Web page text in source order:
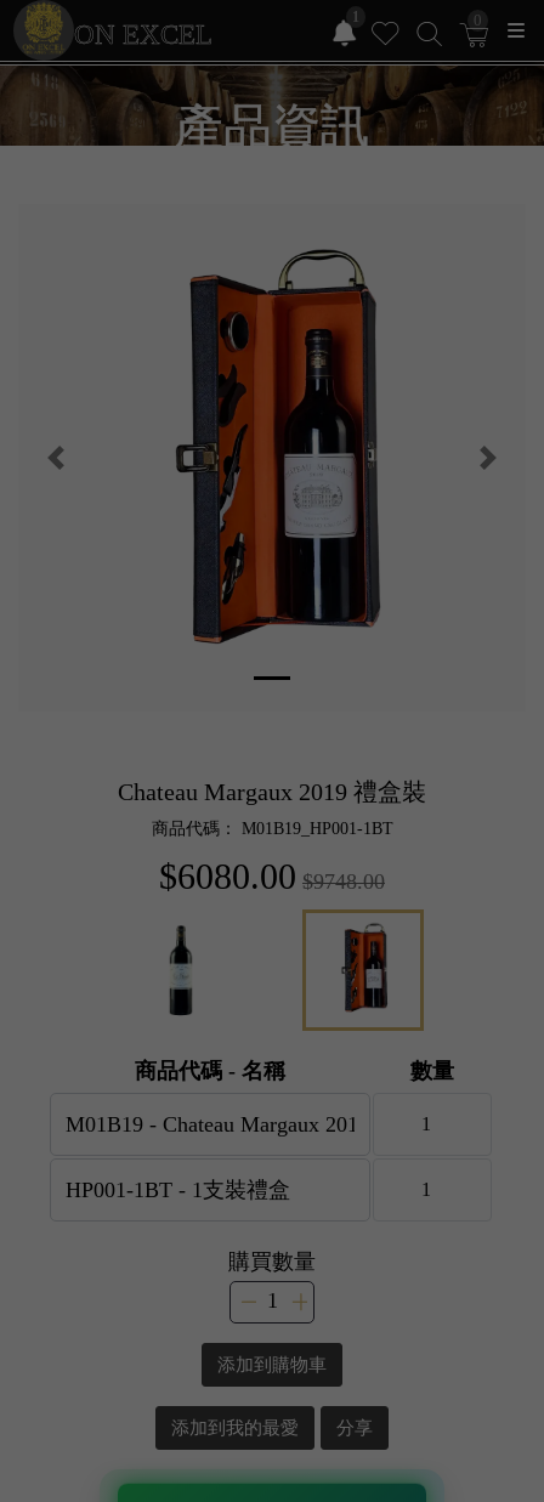
ON EXCEL
1 0
產品資訊
Chateau Margaux 2019 禮盒裝
商品代碼： M01B19_HP001-1BT
$6080.00 $9748.00
商品代碼 - 名稱 數量
購買數量
添加到購物車
添加到我的最愛 分享